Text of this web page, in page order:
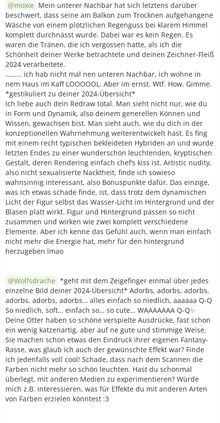
moxie Mein unterer Nachbar hat sich letztens darüber
beschwert, dass seine am Balkon zum Trocknen aufgehangene
Wäsche von einem plötzlichen Regenguss bei klarem Himmel
komplett durchnässt wurde. Dabei war es kein Regen. Es
waren die Tränen, die ich vergossen hatte, als ich die
Schönheit deiner Werke betrachtete und deinen Zeichner-Fleiß
2024 verarbeitete.
……… ich hab nicht mal nen unteren Nachbar, ich wohne in
nem Haus im Kaff LOOOOOL. Aber im ernst. Wtf. How. Gimme.
*gestikuliert zu deiner 2024-Übersicht*
Ich liebe auch dein Redraw total. Man sieht nicht nur, wie du
in Form und Dynamik, also deinem generellen Können und
Wissen, gewachsen bist. Man sieht auch, wie du dich in der
konzeptionellen Wahrnehmung weiterentwickelt hast. Es fing
mit einem recht typischen bekleideten Hybriden an und wurde
letzten Endes zu einer wunderschön leuchtenden, kryptischen
Gestalt, deren Rendering einfach chef‘s kiss ist. Artistic nudity,
also nicht sexualisierte Nacktheit, finde ich sowieso
wahnsinnig interessant, also Bonuspunkte dafür. Das einzige,
was ich etwas schade finde, ist, dass trotz dem dynamischen
Licht der Figur selbst das Wasser-Licht im Hintergrund und der
Blasen platt wirkt. Figur und Hintergrund passen so nicht
zusammen und wirken wie zwei komplett verschiedene
Elemente. Aber ich kenne das Gefühl auch, wenn man einfach
nicht mehr die Energie hat, mehr für den hintergrund
herzugeben lmao
Wolfsdrache *geht mit dem Zeigefinger einmal über jedes
einzelne Bild deiner 2024-Übersicht* Adorbs, adorbs, adorbs,
adorbs, adorbs, adorbs… alles einfach so niedlich, aaaaaa Q-Q
So niedlich, soft… einfach so… so cute… WAAAAAAA Q-Q✨
Deine Otter haben so schöne verspielte Ausdrücke, fast schon
ein wenig katzenartig, aber auf ne gute und stimmige Weise.
Sie machen schon etwas den Eindruck ihrer eigenen Fantasy-
Rasse, was glaub ich auch der gewünschte Effekt war? Finde
ich jedenfalls voll cool! Schade, dass nach dem Scannen die
Farben nicht mehr so schön leuchten. Hast du schonmal
überlegt, mit anderen Medien zu experimentieren? Würde
mich z.B. interessieren, was für Effekte du mit anderen Arten
von Farben erzielen könntest :3